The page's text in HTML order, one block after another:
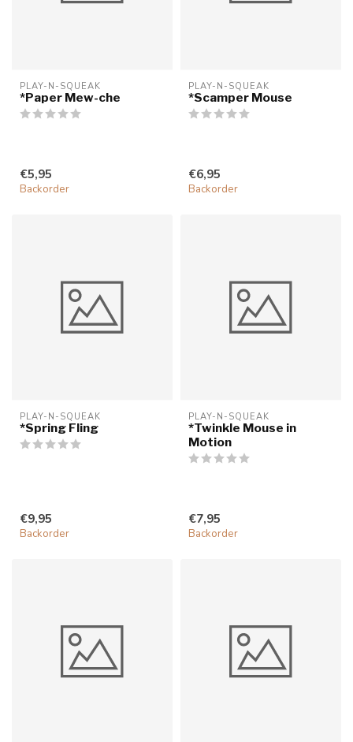
PLAY-N-SQUEAK
*Paper Mew-che
€5,95
Backorder
PLAY-N-SQUEAK
*Scamper Mouse
€6,95
Backorder
PLAY-N-SQUEAK
*Spring Fling
€9,95
Backorder
PLAY-N-SQUEAK
*Twinkle Mouse in
Motion
€7,95
Backorder